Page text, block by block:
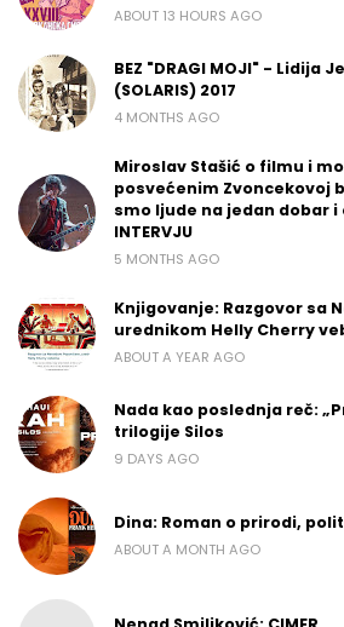
ABOUT 13 HOURS AGO
BEZ "DRAGI MOJI" - Lidija
(SOLARIS) 2017
4 MONTHS AGO
Miroslav Stašić o filmu i
posvećenim Zvoncekovoj
smo ljude na jedan dobar
INTERVJU
5 MONTHS AGO
Knjigovanje: Razgovor sa
urednikom Helly Cherry
ABOUT A YEAR AGO
Nada kao poslednja reč:
trilogije Silos
9 DAYS AGO
Dina: Roman o prirodi,
ABOUT A MONTH AGO